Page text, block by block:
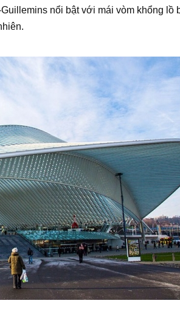
nổi bật với mái vòm khổng lồ